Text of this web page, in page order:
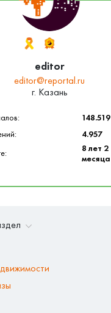
editor
editor@reportal.ru
г. Казань
148.519
4.957
8 лет 2
месяца